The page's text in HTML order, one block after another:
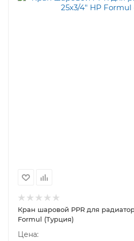
Кран шаровой PPR для
Formul (Турция)
Цена: